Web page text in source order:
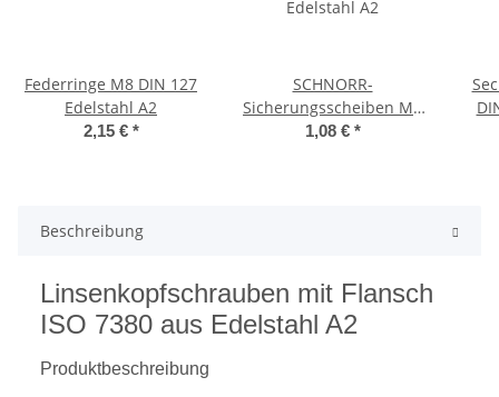
Federringe M8 DIN 127
Edelstahl A2
2,15 € *
SCHNORR-
Sicherungsscheiben M8
Form S (Standard)
1,08 € *
Beschreibung
Linsenkopfschrauben mit Flansch
ISO 7380 aus Edelstahl A2
Produktbeschreibung